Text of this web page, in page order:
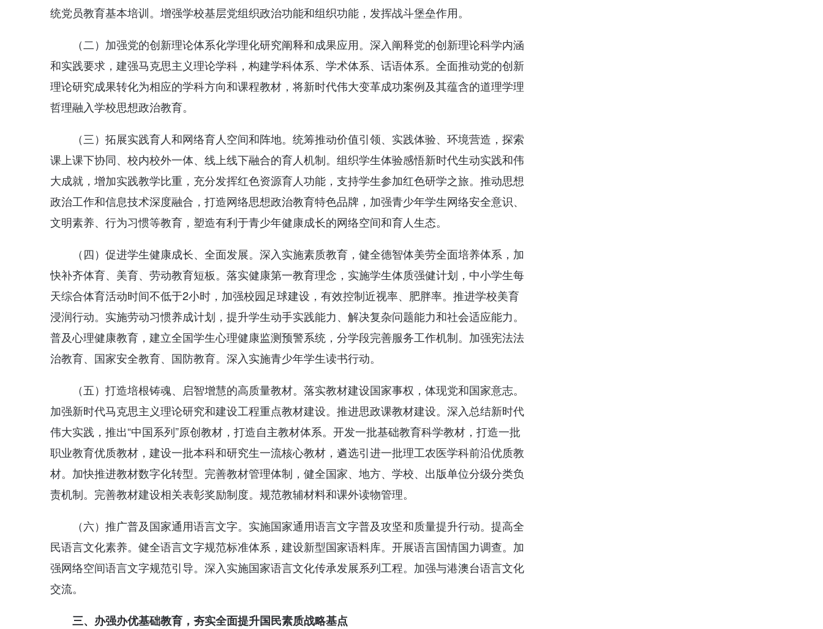
统党员教育基本培训。增强学校基层党组织政治功能和组织功能，发挥战斗堡垒作用。
（二）加强党的创新理论体系化学理化研究阐释和成果应用。深入阐释党的创新理论科学内涵
和实践要求，建强马克思主义理论学科，构建学科体系、学术体系、话语体系。全面推动党的创新
理论研究成果转化为相应的学科方向和课程教材，将新时代伟大变革成功案例及其蕴含的道理学理
哲理融入学校思想政治教育。
（三）拓展实践育人和网络育人空间和阵地。统筹推动价值引领、实践体验、环境营造，探索
课上课下协同、校内校外一体、线上线下融合的育人机制。组织学生体验感悟新时代生动实践和伟
大成就，增加实践教学比重，充分发挥红色资源育人功能，支持学生参加红色研学之旅。推动思想
政治工作和信息技术深度融合，打造网络思想政治教育特色品牌，加强青少年学生网络安全意识、
文明素养、行为习惯等教育，塑造有利于青少年健康成长的网络空间和育人生态。
（四）促进学生健康成长、全面发展。深入实施素质教育，健全德智体美劳全面培养体系，加
快补齐体育、美育、劳动教育短板。落实健康第一教育理念，实施学生体质强健计划，中小学生每
天综合体育活动时间不低于2小时，加强校园足球建设，有效控制近视率、肥胖率。推进学校美育
浸润行动。实施劳动习惯养成计划，提升学生动手实践能力、解决复杂问题能力和社会适应能力。
普及心理健康教育，建立全国学生心理健康监测预警系统，分学段完善服务工作机制。加强宪法法
治教育、国家安全教育、国防教育。深入实施青少年学生读书行动。
（五）打造培根铸魂、启智增慧的高质量教材。落实教材建设国家事权，体现党和国家意志。
加强新时代马克思主义理论研究和建设工程重点教材建设。推进思政课教材建设。深入总结新时代
伟大实践，推出“中国系列”原创教材，打造自主教材体系。开发一批基础教育科学教材，打造一批
职业教育优质教材，建设一批本科和研究生一流核心教材，遴选引进一批理工农医学科前沿优质教
材。加快推进教材数字化转型。完善教材管理体制，健全国家、地方、学校、出版单位分级分类负
责机制。完善教材建设相关表彰奖励制度。规范教辅材料和课外读物管理。
（六）推广普及国家通用语言文字。实施国家通用语言文字普及攻坚和质量提升行动。提高全
民语言文化素养。健全语言文字规范标准体系，建设新型国家语料库。开展语言国情国力调查。加
强网络空间语言文字规范引导。深入实施国家语言文化传承发展系列工程。加强与港澳台语言文化
交流。
三、办强办优基础教育，夯实全面提升国民素质战略基点